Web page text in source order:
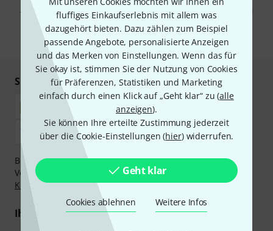
fluffiges Einkaufserlebnis mit allem was
dazugehört bieten. Dazu zählen zum Beispiel
passende Angebote, personalisierte Anzeigen
und das Merken von Einstellungen. Wenn das für
Sie okay ist, stimmen Sie der Nutzung von Cookies
für Präferenzen, Statistiken und Marketing
einfach durch einen Klick auf „Geht klar“ zu (alle
anzeigen).
Sie können Ihre erteilte Zustimmung jederzeit
über die Cookie-Einstellungen (hier) widerrufen.
Geht klar
Cookies ablehnen Weitere Infos
Abmeldung ist jederzeit möglich. Weitere Informationen finden Sie in
unserenDatenschutzhinweisen.
* Pflichtfeld
Sicher einkaufen & bezahlen
Bezahlen Sie vertraulich und sicher per Nachnahme,
Vorkasse, PayPal, Amazon Pay,Klarna Sofort bezahlen
,
Klarna Ratenzahlungoder Kreditkarte.
Ihre Vorteile